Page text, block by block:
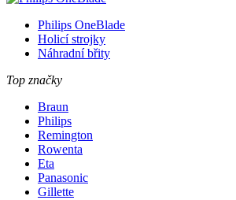
Philips OneBlade
Holicí strojky
Náhradní břity
Top značky
Braun
Philips
Remington
Rowenta
Eta
Panasonic
Gillette